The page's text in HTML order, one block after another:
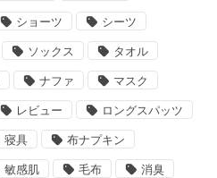
ショーツ シーツ
ソックス タオル
ナファ マスク
レビュー ロングスパッツ
寝具 布ナプキン
敏感肌 毛布 消臭